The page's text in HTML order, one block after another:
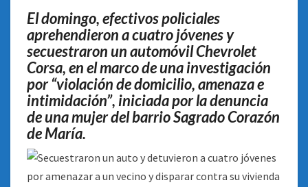
Y
DISPARAR
CONTRA
SU
VIVIENDA
El domingo, efectivos policiales
aprehendieron a cuatro jóvenes y
secuestraron un automóvil Chevrolet
Corsa, en el marco de una investigación
por “violación de domicilio, amenaza e
intimidación”, iniciada por la denuncia
de una mujer del barrio Sagrado Corazón
de María.